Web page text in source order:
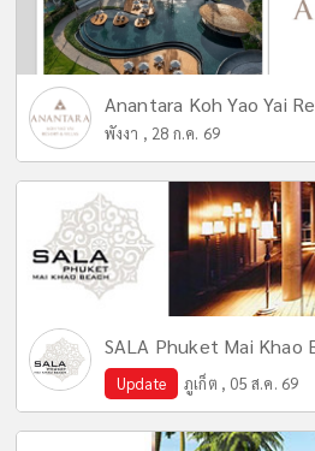
Anantara Koh Yao Yai
พังงา , 28 ก.ค. 69
SALA Phuket Mai Khao
Update ภูเก็ต , 05 ส.ค. 69